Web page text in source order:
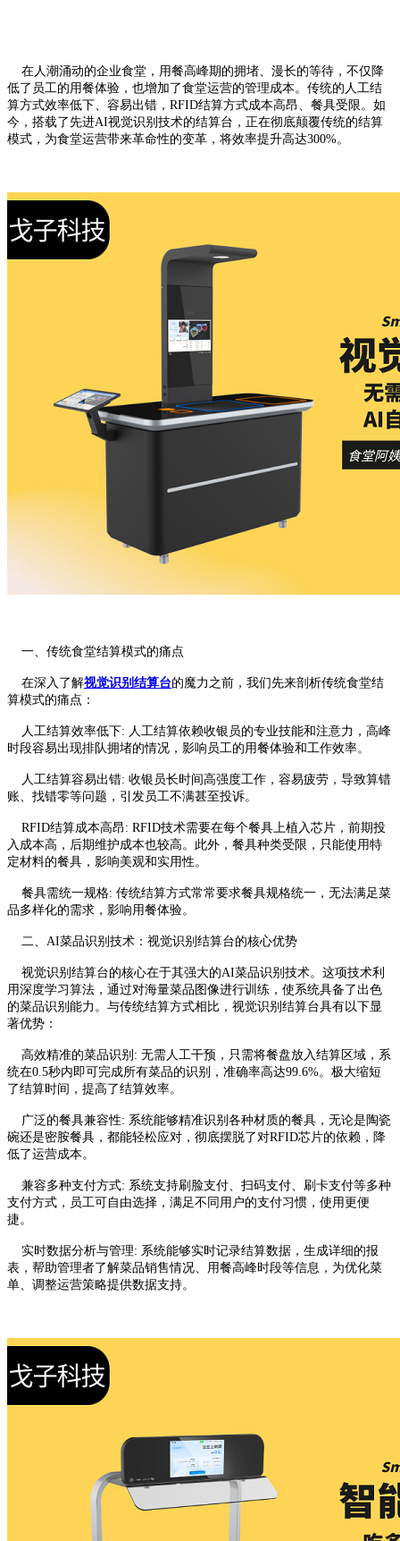
在人潮涌动的企业食堂，用餐高峰期的拥堵、漫长的等待，不仅降
低了员工的用餐体验，也增加了食堂运营的管理成本。传统的人工结
算方式效率低下、容易出错，RFID结算方式成本高昂、餐具受限。如
今，搭载了先进AI视觉识别技术的结算台，正在彻底颠覆传统的结算
模式，为食堂运营带来革命性的变革，将效率提升高达300%。
一、传统食堂结算模式的痛点
在深入了解视觉识别结算台的魔力之前，我们先来剖析传统食堂结
算模式的痛点：
人工结算效率低下: 人工结算依赖收银员的专业技能和注意力，高峰
时段容易出现排队拥堵的情况，影响员工的用餐体验和工作效率。
人工结算容易出错: 收银员长时间高强度工作，容易疲劳，导致算错
账、找错零等问题，引发员工不满甚至投诉。
RFID结算成本高昂: RFID技术需要在每个餐具上植入芯片，前期投
入成本高，后期维护成本也较高。此外，餐具种类受限，只能使用特
定材料的餐具，影响美观和实用性。
餐具需统一规格: 传统结算方式常常要求餐具规格统一，无法满足菜
品多样化的需求，影响用餐体验。
二、AI菜品识别技术：视觉识别结算台的核心优势
视觉识别结算台的核心在于其强大的AI菜品识别技术。这项技术利
用深度学习算法，通过对海量菜品图像进行训练，使系统具备了出色
的菜品识别能力。与传统结算方式相比，视觉识别结算台具有以下显
著优势：
高效精准的菜品识别: 无需人工干预，只需将餐盘放入结算区域，系
统在0.5秒内即可完成所有菜品的识别，准确率高达99.6%。极大缩短
了结算时间，提高了结算效率。
广泛的餐具兼容性: 系统能够精准识别各种材质的餐具，无论是陶瓷
碗还是密胺餐具，都能轻松应对，彻底摆脱了对RFID芯片的依赖，降
低了运营成本。
兼容多种支付方式: 系统支持刷脸支付、扫码支付、刷卡支付等多种
支付方式，员工可自由选择，满足不同用户的支付习惯，使用更便
捷。
实时数据分析与管理: 系统能够实时记录结算数据，生成详细的报
表，帮助管理者了解菜品销售情况、用餐高峰时段等信息，为优化菜
单、调整运营策略提供数据支持。